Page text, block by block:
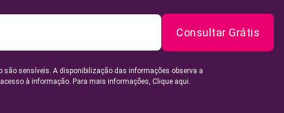
Consultar Grátis
são sensíveis. A disponibilização das informações observa a
à informação. Para mais informações, Clique aqui.